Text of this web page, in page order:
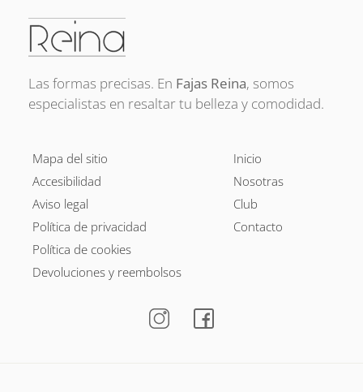
Las formas precisas. En Fajas Reina, somos
especialistas en resaltar tu belleza y comodidad.
Mapa del sitio
Accesibilidad
Aviso legal
Política de privacidad
Política de cookies
Devoluciones y reembolsos
Inicio
Nosotras
Club
Contacto